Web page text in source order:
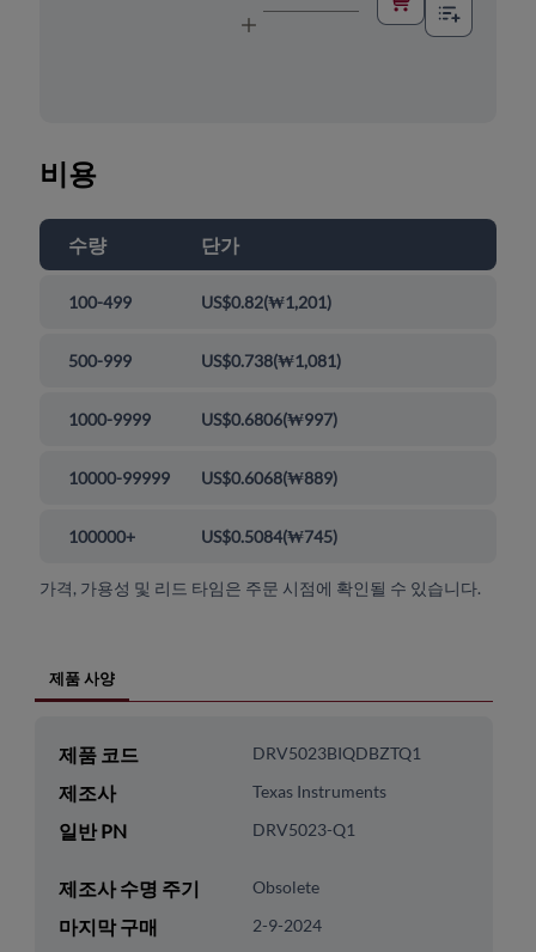
비용
수량 단가
100-499 US$0.82(₩1,201)
500-999 US$0.738(₩1,081)
1000-9999 US$0.6806(₩997)
10000-99999 US$0.6068(₩889)
100000+ US$0.5084(₩745)
가격, 가용성 및 리드 타임은 주문 시점에 확인될 수 있습니다.
제품 사양
제품 코드 DRV5023BIQDBZTQ1
제조사 Texas Instruments
일반 PN DRV5023-Q1
제조사 수명 주기 Obsolete
마지막 구매 2-9-2024